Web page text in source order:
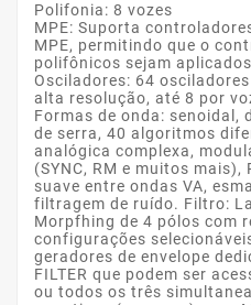
Polifonia: 8 vozes
MPE: Suporta
MPE, permitindo que o
polifônicos sejam
Osciladores: 64
alta resolução, até 8 por
Formas de onda: senoidal,
de serra, 40 algoritmos
analógica complexa,
(SYNC, RM e muitos
suave entre ondas VA,
filtragem de ruído. Filtro:
Morpfhing de 4 pólos com
configurações
geradores de envelope
FILTER que podem ser
ou todos os três